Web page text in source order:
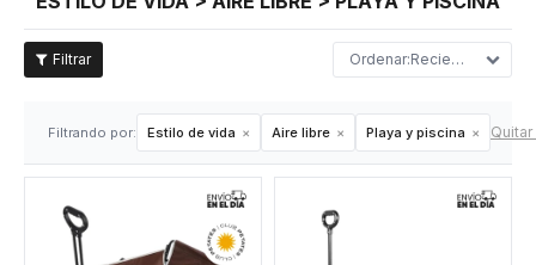
Recientes
Filtrando por: Estilo de vida Aire libre Playa y piscina